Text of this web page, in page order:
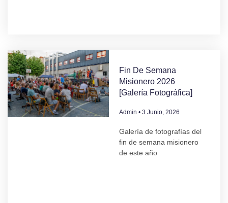
Fin De Semana
Misionero 2026
[Galería Fotográfica]
Admin 3 Junio, 2026
Galería de fotografías del
fin de semana misionero
de este año